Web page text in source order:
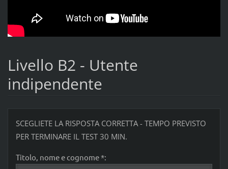
Livello B2 - Utente
indipendente
SCEGLIETE LA RISPOSTA CORRETTA - TEMPO PREVISTO
PER TERMINARE IL TEST 30 MIN.
Titolo, nome e cognome *: